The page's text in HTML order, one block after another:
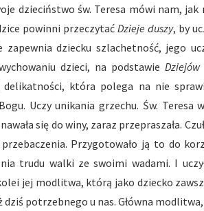
dzieciństwo św. Teresa mówi nam,
powinni przeczytać Dzieje duszy, by
zapewnia dziecku szlachetność, jego
dzieci, na podstawieDziejów
która polega na nie
Uczy unikania grzechu. Św.
się do winy, zaraz przepraszała.
Przygotowało ją to do
trudu walki ze swoimi wadami. I
jej modlitwa, którą jako dziecko
dziś potrzebnego u nas. Główna